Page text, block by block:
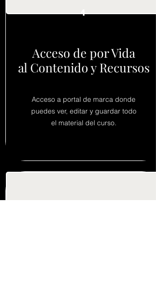
4
Acceso de por Vida
al Contenido y Recursos
Acceso a portal de marca donde
puedes ver, editar y guardar todo
el material del curso.